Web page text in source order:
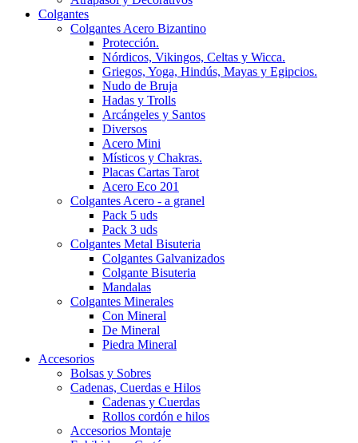
Colgantes
Colgantes Acero Bizantino
Protección.
Nórdicos, Vikingos, Celtas y Wicca.
Griegos, Yoga, Hindús, Mayas y Egipcios.
Nudo de Bruja
Hadas y Trolls
Arcángeles y Santos
Diversos
Acero Mini
Místicos y Chakras.
Placas Cartas Tarot
Acero Eco 201
Colgantes Acero - a granel
Pack 5 uds
Pack 3 uds
Colgantes Metal Bisuteria
Colgantes Galvanizados
Colgante Bisuteria
Mandalas
Colgantes Minerales
Con Mineral
De Mineral
Piedra Mineral
Accesorios
Bolsas y Sobres
Cadenas, Cuerdas e Hilos
Cadenas y Cuerdas
Rollos cordón e hilos
Accesorios Montaje